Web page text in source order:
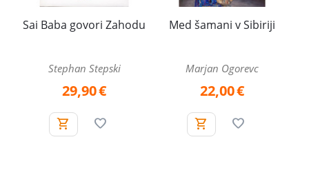
Sai Baba govori Zahodu
Stephan Stepski
29,90€
Med šamani v Sibiriji
Marjan Ogorevc
22,00€